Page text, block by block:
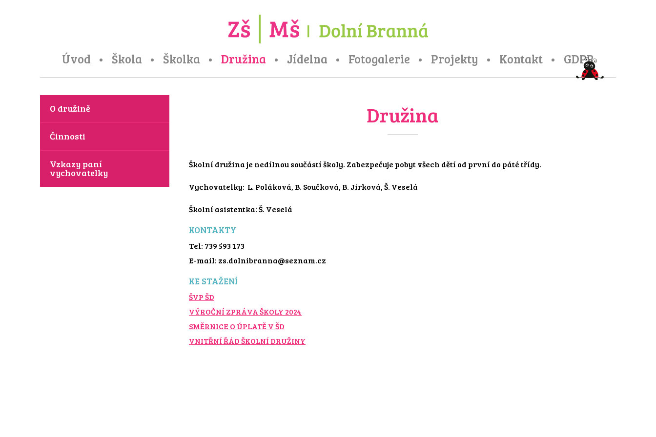
Úvod Škola Školka Družina Jídelna Fotogalerie Projekty Kontakt GDPR
Družina
Školní družina je nedílnou součástí školy. Zabezpečuje pobyt všech dětí od první do páté třídy.
Vychovatelky: L. Poláková, B. Součková, B. Jirková, Š. Veselá
Školní asistentka: Š. Veselá
KONTAKTY
Tel: 739 593 173
E-mail: zs.dolnibranna@seznam.cz
KE STAŽENÍ
ŠVP ŠD
VÝROČNÍ ZPRÁVA ŠKOLY 2024
SMĚRNICE O ÚPLATĚ V ŠD
VNITŘNÍ ŘÁD ŠKOLNÍ DRUŽINY
O družině
Činnosti
Vzkazy paní
vychovatelky